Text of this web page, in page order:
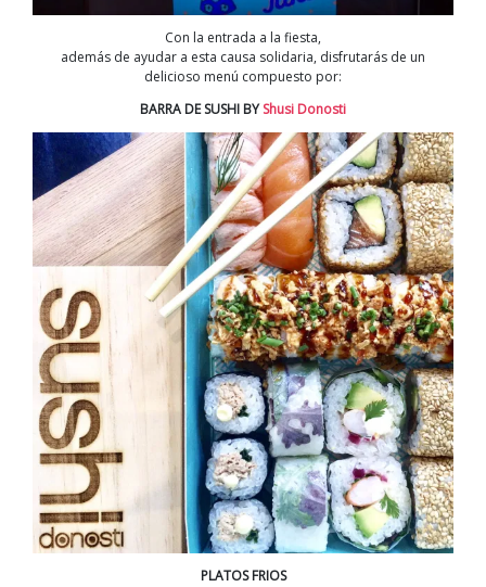
Con la entrada a la fiesta,
además de ayudar a esta causa solidaria, disfrutarás de un
delicioso menú compuesto por:
BARRA DE SUSHI BYShusi Donosti
PLATOS FRIOS